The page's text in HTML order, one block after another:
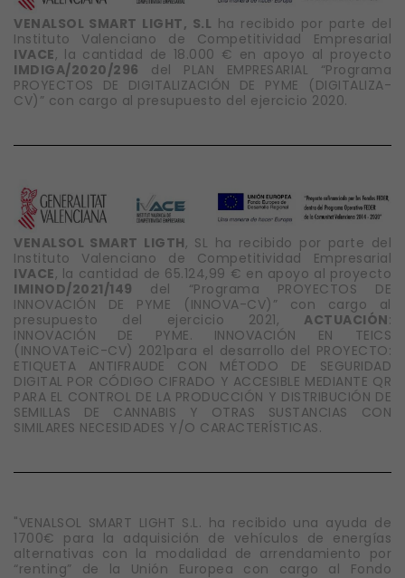
VENALSOL SMART LIGHT, S.L ha recibido por parte del
Instituto Valenciano de Competitividad Empresarial
IVACE, la cantidad de 18.000 € en apoyo al proyecto
IMDIGA/2020/296 del PLAN EMPRESARIAL “Programa
PROYECTOS DE DIGITALIZACIÓN DE PYME (DIGITALIZA-
CV)” con cargo al presupuesto del ejercicio 2020.
VENALSOL SMART LIGTH, SL ha recibido por parte del
Instituto Valenciano de Competitividad Empresarial
IVACE, la cantidad de 65.124,99 € en apoyo al proyecto
IMINOD/2021/149 del “Programa PROYECTOS DE
INNOVACIÓN DE PYME (INNOVA-CV)” con cargo al
presupuesto del ejercicio 2021, ACTUACIÓN:
INNOVACIÓN DE PYME. INNOVACIÓN EN TEICS
(INNOVATeiC-CV) 2021para el desarrollo del PROYECTO:
ETIQUETA ANTIFRAUDE CON MÉTODO DE SEGURIDAD
DIGITAL POR CÓDIGO CIFRADO Y ACCESIBLE MEDIANTE QR
PARA EL CONTROL DE LA PRODUCCIÓN Y DISTRIBUCIÓN DE
SEMILLAS DE CANNABIS Y OTRAS SUSTANCIAS CON
SIMILARES NECESIDADES Y/O CARACTERÍSTICAS.
"VENALSOL SMART LIGHT S.L. ha recibido una ayuda de
1700€ para la adquisición de vehículos de energías
alternativas con la modalidad de arrendamiento por
“renting” de la Unión Europea con cargo al Fondo